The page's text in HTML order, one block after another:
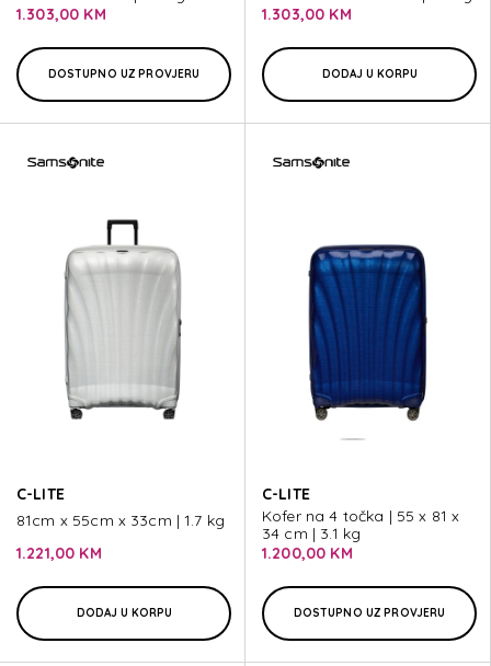
1.303,00 KM
DOSTUPNO UZ PROVJERU
1.303,00 KM
DODAJ U KORPU
C-LITE
81cm x 55cm x 33cm | 1.7 kg
1.221,00 KM
DODAJ U KORPU
C-LITE
Kofer na 4 točka | 55 x 81 x
34 cm | 3.1 kg
1.200,00 KM
DOSTUPNO UZ PROVJERU